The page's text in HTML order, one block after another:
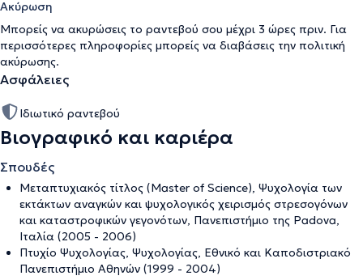
Ακύρωση
Μπορείς να ακυρώσεις το ραντεβού σου μέχρι 3 ώρες πριν. Για
περισσότερες πληροφορίες μπορείς να διαβάσεις την πολιτική
ακύρωσης.
Ασφάλειες
Ιδιωτικό ραντεβού
Βιογραφικό και καριέρα
Σπουδές
Μεταπτυχιακός τίτλος (Master of Science), Ψυχολογία των
εκτάκτων αναγκών και ψυχολογικός χειρισμός στρεσογόνων
και καταστροφικών γεγονότων, Πανεπιστήμιο της Padova,
Ιταλία (2005 - 2006)
Πτυχίο Ψυχολογίας, Ψυχολογίας, Εθνικό και Καποδιστριακό
Πανεπιστήμιο Αθηνών (1999 - 2004)